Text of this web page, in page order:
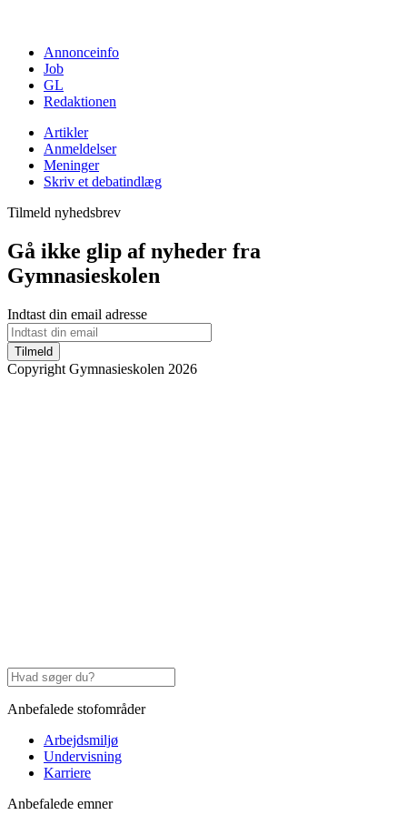
Annonceinfo
Job
GL
Redaktionen
Artikler
Anmeldelser
Meninger
Skriv et debatindlæg
Tilmeld nyhedsbrev
Gå ikke glip af nyheder fra
Gymnasieskolen
Indtast din email adresse
Tilmeld
Copyright Gymnasieskolen 2026
Anbefalede stofområder
Arbejdsmiljø
Undervisning
Karriere
Anbefalede emner